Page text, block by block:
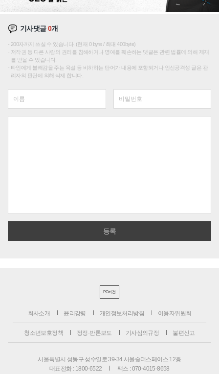
기사댓글0개
200자까지 쓰실 수 있습니다. (현재 0 byte / 최대 400byte)
저작권 등 다른 사람의 권리를 침해하거나 명예를 훼손하는 댓글은 관련 법률에 의해 제재
를 받을 수 있습니다.
타인에게 불쾌감을 주는 욕설 등 비하하는 단어가 내용에 포함되거나 인신공격성 글은 관
리자의 판단에 의해 삭제 합니다.
PC버전
회사소개 윤리강령 개인정보처리방침 이용자위원회
청소년보호정책 정정·반론보도 기사심의규정 불편신고
서울특별시 성동구 성수일로 39-34 서울숲더스페이스 12층
대표전화 : 1800-6522
팩스 : 070-4015-8658